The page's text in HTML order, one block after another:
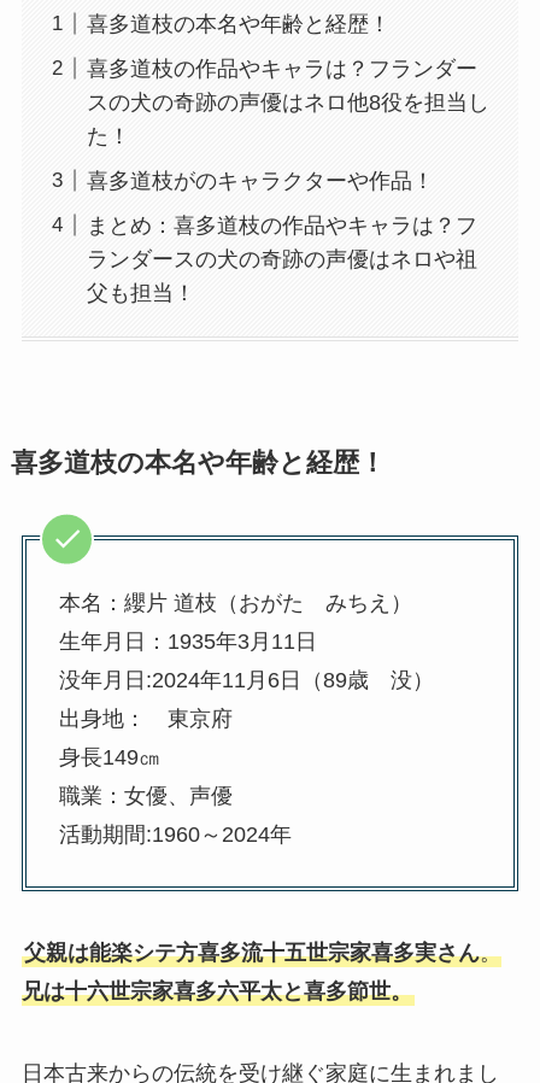
喜多道枝の本名や年齢と経歴！
喜多道枝の作品やキャラは？フランダー
スの犬の奇跡の声優はネロ他8役を担当し
た！
喜多道枝がのキャラクターや作品！
まとめ：喜多道枝の作品やキャラは？フ
ランダースの犬の奇跡の声優はネロや祖
父も担当！
喜多道枝の本名や年齢と経歴！
本名：纓片 道枝（おがた みちえ）
生年月日：1935年3月11日
没年月日:2024年11月6日（89歳 没）
出身地： 東京府
身長149㎝
職業：女優、声優
活動期間:1960～2024年
父親は能楽シテ方喜多流十五世宗家喜多実さん。
兄は十六世宗家喜多六平太と喜多節世。
日本古来からの伝統を受け継ぐ家庭に生まれまし